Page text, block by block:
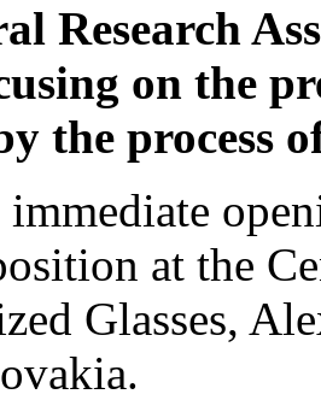
Research
on the
the process
at the
Glasses,